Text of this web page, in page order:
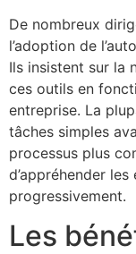
De nombreux
l’adoption de
Ils insistent sur la
ces outils en
entreprise. La
tâches simples
processus plus
d’appréhender
progressivement.
Les